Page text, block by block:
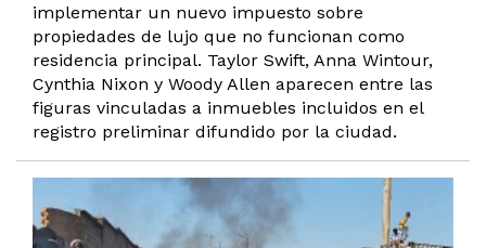
implementar un nuevo impuesto sobre
propiedades de lujo que no funcionan como
residencia principal. Taylor Swift, Anna Wintour,
Cynthia Nixon y Woody Allen aparecen entre las
figuras vinculadas a inmuebles incluidos en el
registro preliminar difundido por la ciudad.